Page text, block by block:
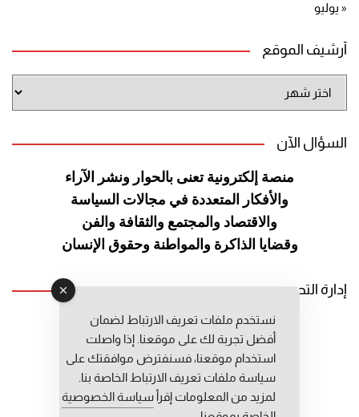
« يوليو
أرشيف الموقع
الموقع
السؤال الآن
منصة إلكترونية تعنى بالحوار ونشر الآراء
والأفكار المتعددة في مجالات السياسة
والاقتصاد والمجتمع والثقافة والفن
وقضايا الذاكرة والمواطنة وحقوق الإنسان
إدارة التحرير
رئيس التحرير: عبد الرحيم التوراني
رئيس التحرير المساعد: المعطي قبال
مديرة التحرير: فاطمة حوحو
نستخدم ملفات تعريف الارتباط لضمان
أفضل تجربة لك على موقعنا. إذا واصلت
استخدام موقعنا، فسنفترض موافقتك على
سياسة ملفات تعريف الارتباط الخاصة بنا.
لمزيد من المعلومات إقرأ سياسة الخصوصية